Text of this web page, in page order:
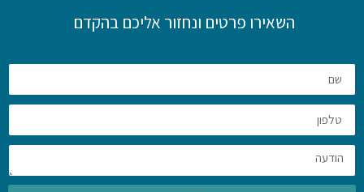
השאירו פרטים ונחזור אליכם בהקדם